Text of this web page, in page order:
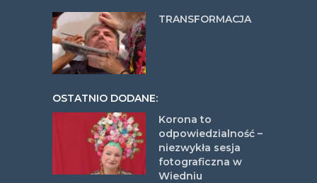
TRANSFORMACJA
OSTATNIO DODANE:
Korona to
odpowiedzialność –
niezwykła sesja
fotograficzna w
Wiedniu